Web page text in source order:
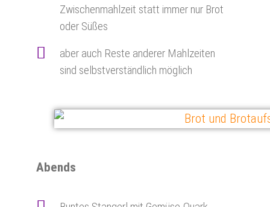
Zwischenmahlzeit statt immer nur Brot
oder Süßes
aber auch Reste anderer Mahlzeiten
sind selbstverständlich möglich
Abends